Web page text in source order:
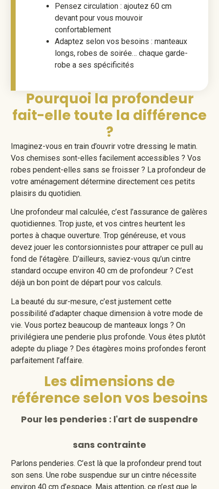
Pensez circulation : ajoutez 60 cm
devant pour vous mouvoir
confortablement
Adaptez selon vos besoins : manteaux
longs, robes de soirée… chaque garde-
robe a ses spécificités
Pourquoi la profondeur
fait-elle toute la différence
?
Imaginez-vous en train d’ouvrir votre dressing le matin.
Vos chemises sont-elles facilement accessibles ? Vos
robes pendent-elles sans se froisser ? La profondeur de
votre aménagement détermine directement ces petits
plaisirs du quotidien.
Une profondeur mal calculée, c’est l’assurance de galères
quotidiennes. Trop juste, et vos cintres heurtent les
portes à chaque ouverture. Trop généreuse, et vous
devez jouer les contorsionnistes pour attraper ce pull au
fond de l’étagère. D’ailleurs, saviez-vous qu’un cintre
standard occupe environ 40 cm de profondeur ? C’est
déjà un bon point de départ pour vos calculs.
La beauté du sur-mesure, c’est justement cette
possibilité d’adapter chaque dimension à votre mode de
vie. Vous portez beaucoup de manteaux longs ? On
privilégiera une penderie plus profonde. Vous êtes plutôt
adepte du pliage ? Des étagères moins profondes feront
parfaitement l’affaire.
Les dimensions de
référence selon vos besoins
Pour les penderies : l'art de suspendre
sans contrainte
Parlons penderies. C’est là que la profondeur prend tout
son sens. Une robe suspendue sur un cintre nécessite
environ 40 cm d’espace. Mais attention, ce n’est que le